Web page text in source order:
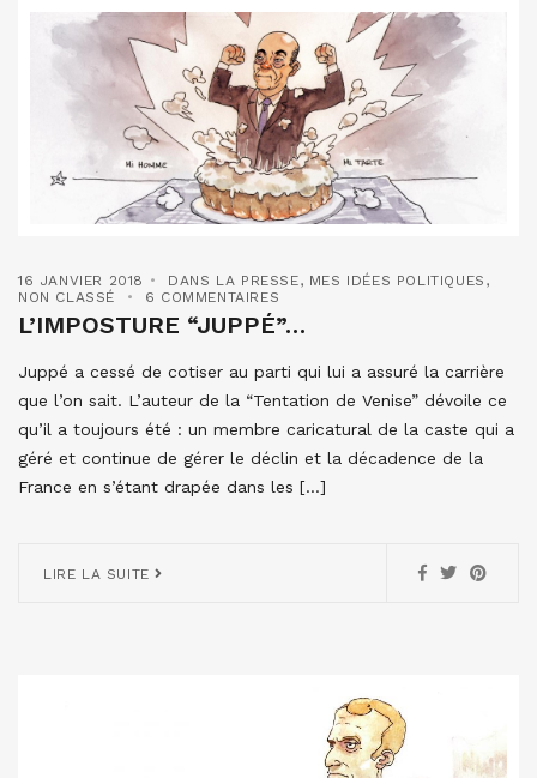
16 JANVIER 2018 DANS LA PRESSE, MES IDÉES POLITIQUES ,
NON CLASSÉ
6 COMMENTAIRES
L’IMPOSTURE “JUPPÉ”…
Juppé a cessé de cotiser au parti qui lui a assuré la carrière
que l’on sait. L’auteur de la “Tentation de Venise” dévoile ce
qu’il a toujours été : un membre caricatural de la caste qui a
géré et continue de gérer le déclin et la décadence de la
France en s’étant drapée dans les […]
LIRE LA SUITE